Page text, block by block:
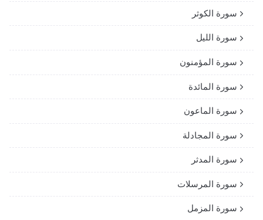
سورة الكوثر
سورة الليل
سورة المؤمنون
سورة المائدة
سورة الماعون
سورة المجادلة
سورة المدثر
سورة المرسلات
سورة المزمل